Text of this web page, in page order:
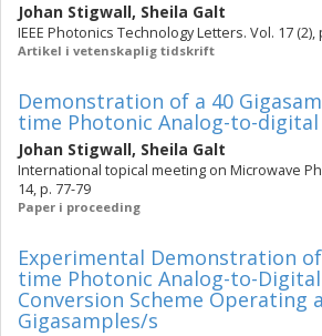
Johan Stigwall, Sheila Galt
IEEE Photonics Technology Letters. Vol. 17 (2),
Artikel i vetenskaplig tidskrift
Demonstration of a 40
time Photonic Analog-to-
Johan Stigwall, Sheila Galt
International topical meeting on Microwave
14, p. 77-79
Paper i proceeding
Experimental Demonstration of
time Photonic Analog-to-Digital
Conversion Scheme Operating
Gigasamples/s